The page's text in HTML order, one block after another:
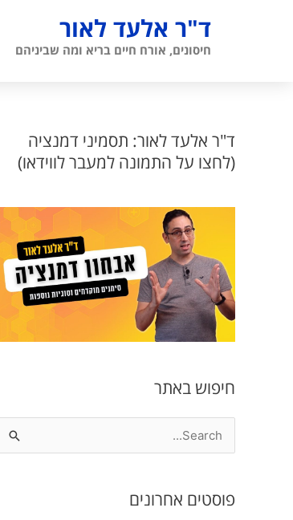
ד"ר אלעד לאור
חיסונים, אורח חיים בריא ומה שביניהם
ד"ר אלעד לאור: תסמיני דמנציה
(לחצו על התמונה למעבר לווידאו)
חיפוש באתר
r
פוסטים אחרונים